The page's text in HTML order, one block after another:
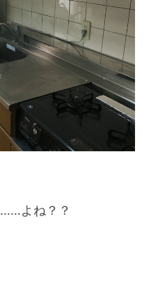
よね？？